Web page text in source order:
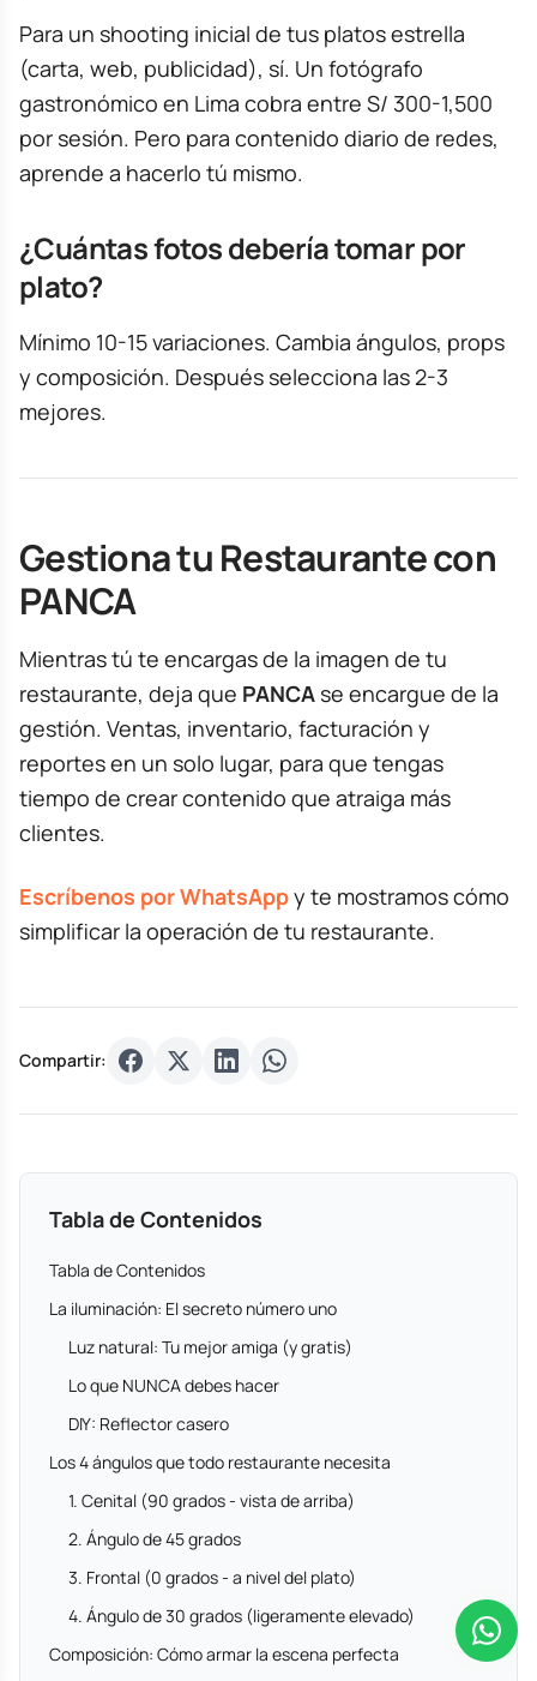
Para un shooting inicial de tus platos estrella
(carta, web, publicidad), sí. Un fotógrafo
gastronómico en Lima cobra entre S/ 300-1,500
por sesión. Pero para contenido diario de redes,
aprende a hacerlo tú mismo.
¿Cuántas fotos debería tomar por
plato?
Mínimo 10-15 variaciones. Cambia ángulos, props
y composición. Después selecciona las 2-3
mejores.
Gestiona tu Restaurante con
PANCA
Mientras tú te encargas de la imagen de tu
restaurante, deja que PANCA se encargue de la
gestión. Ventas, inventario, facturación y
reportes en un solo lugar, para que tengas
tiempo de crear contenido que atraiga más
clientes.
Escríbenos por WhatsAppy te mostramos cómo
simplificar la operación de tu restaurante.
Compartir:
Tabla de Contenidos
Tabla de Contenidos
La iluminación: El secreto número uno
Luz natural: Tu mejor amiga (y gratis)
Lo que NUNCA debes hacer
DIY: Reflector casero
Los 4 ángulos que todo restaurante necesita
1. Cenital (90 grados - vista de arriba)
2. Ángulo de 45 grados
3. Frontal (0 grados - a nivel del plato)
4. Ángulo de 30 grados (ligeramente elevado)
Composición: Cómo armar la escena perfecta